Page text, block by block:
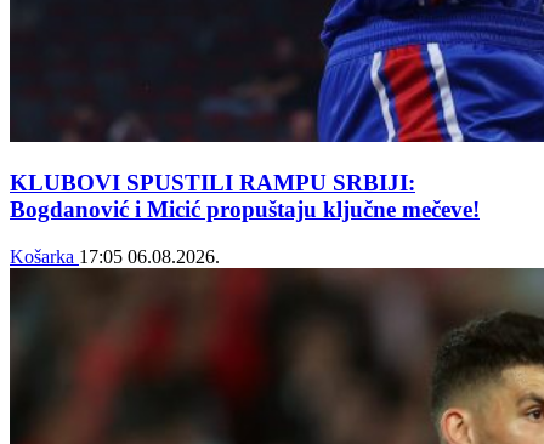
KLUBOVI SPUSTILI RAMPU SRBIJI:
Bogdanović i Micić propuštaju ključne mečeve!
Košarka 17:05 06.08.2026.